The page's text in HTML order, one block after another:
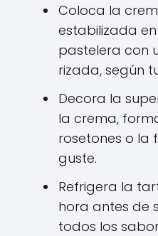
Coloca la
estabilizada
pastelera con
rizada, según
Decora la
la crema,
rosetones o la
guste.
Refrigera la
hora antes de
todos los